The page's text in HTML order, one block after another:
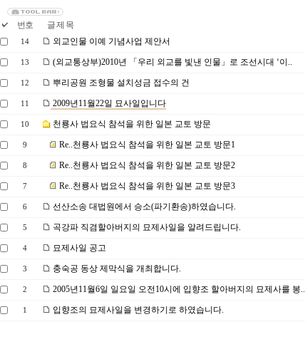
번호 글 제 목
14 외교인물 이예 기념사업 제안서
13 (외교통상부)2010년 「우리 외교를 빛낸 인물」로 조선시대 ‘이..
12 뿌리공원 조형물 설치성금 접수의 건
11 2009년11월22일 묘사일입니다
10 천룡사 법요식 참석을 위한 일본 교토 방문
9 Re..천룡사 법요식 참석을 위한 일본 교토 방문1
8 Re..천룡사 법요식 참석을 위한 일본 교토 방문2
7 Re..천룡사 법요식 참석을 위한 일본 교토 방문3
6 선산소송 대법원에서 승소(파기환송)하였습니다.
5 곡강파 직겸할아버지의 묘제사일을 알려드립니다.
4 묘제사일 공고
3 충숙공 동상 제막식을 개최합니다.
2 2005년11월6일 일요일 오전10시에 입향조 할아버지의 묘제사를 봉..
1 입향조의 묘제사일을 변경하기로 하였습니다.